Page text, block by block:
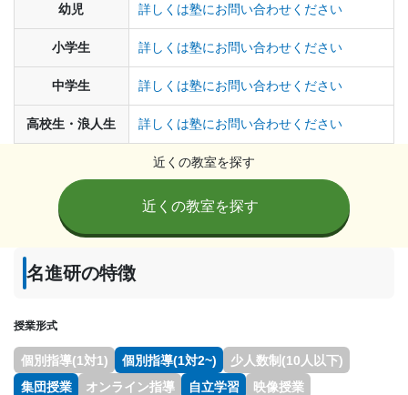
幼児 詳しくは塾にお問い合わせください
小学生 詳しくは塾にお問い合わせください
中学生 詳しくは塾にお問い合わせください
高校生・浪人生 詳しくは塾にお問い合わせください
近くの教室を探す
近くの教室を探す
名進研の特徴
授業形式
個別指導(1対1) 個別指導(1対2~)
少人数制(10人以下)
集団授業
オンライン指導 自立学習 映像授業